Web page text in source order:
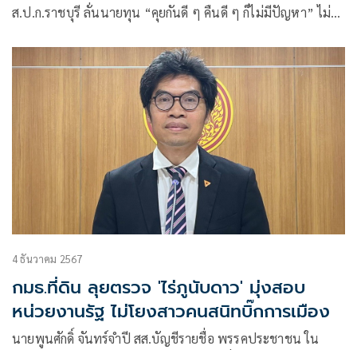
ส.ป.ก.ราชบุรี ลั่นนายทุน “คุยกันดี ๆ คืนดี ๆ ก็ไม่มีปัญหา” ไม่
4 ธันวาคม 2567
กมธ.ที่ดิน ลุยตรวจ 'ไร่ภูนับดาว' มุ่งสอบ
หน่วยงานรัฐ ไม่โยงสาวคนสนิทบิ๊กการเมือง
นายพูนศักดิ์ จันทร์จำปี สส.บัญชีรายชื่อ พรรคประชาชน ใน